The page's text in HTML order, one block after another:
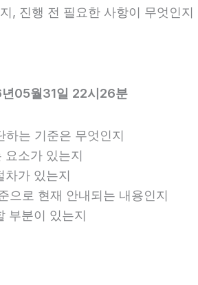
, 진행 전 필요한 사항이 무엇인
05월31일 22시26분
는 기준은 무엇인지
요소가 있는지
차가 있는지
로 현재 안내되는 내용인지
부분이 있는지